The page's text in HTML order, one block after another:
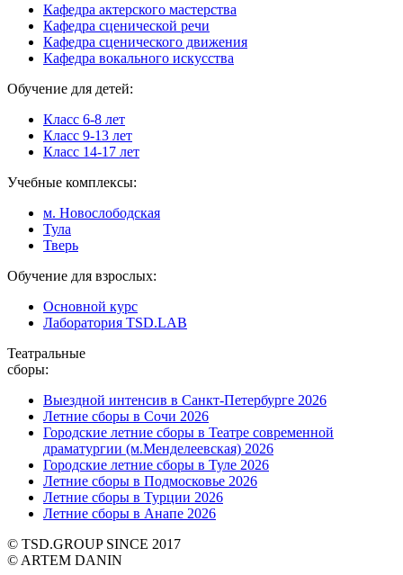
Кафедра актерского мастерства
Кафедра сценической речи
Кафедра сценического движения
Кафедра вокального искусства
Обучение для детей:
Класс 6-8 лет
Класс 9-13 лет
Класс 14-17 лет
Учебные комплексы:
м. Новослободская
Тула
Тверь
Обучение для взрослых:
Основной курс
Лаборатория TSD.LAB
Театральные
сборы:
Выездной интенсив в Санкт-Петербурге 2026
Летние сборы в Сочи 2026
Городские летние сборы в Театре современной
драматургии (м.Менделеевская) 2026
Городские летние сборы в Туле 2026
Летние сборы в Подмосковье 2026
Летние сборы в Турции 2026
Летние сборы в Анапе 2026
© TSD.GROUP SINCE 2017
© ARTEM DANIN